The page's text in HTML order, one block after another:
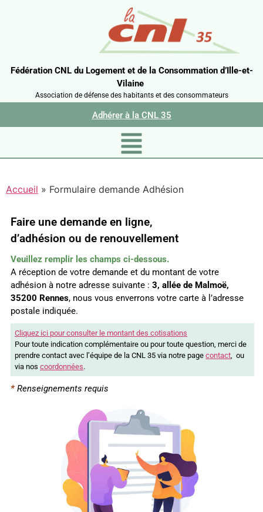
Fédération CNL du Logement et de la Consommation d’Ille-et-
Vilaine
Association de défense des habitants et des consommateurs
Adhérer à la CNL 35
Accueil » Formulaire demande Adhésion
Faire une demande en ligne,
d’adhésion ou de renouvellement
Veuillez remplir les champs ci-dessous.
A réception de votre demande et du montant de votre
adhésion à notre adresse suivante : 3, allée de Malmoë,
35200 Rennes, nous vous enverrons votre carte à l’adresse
postale indiquée.
Cliquez ici pour consulter le montant des cotisations
Pour toute indication complémentaire ou pour toute question, merci de
prendre contact avec l’équipe de la CNL 35 via notre page contact , ou
via nos coordonnées.
* Renseignements requis